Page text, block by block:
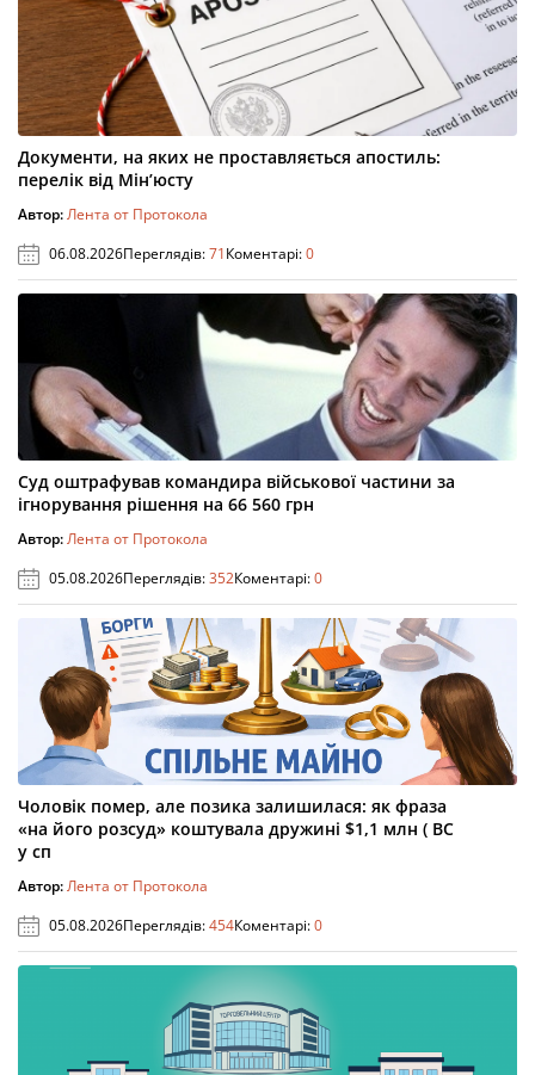
Документи, на яких не проставляється апостиль:
перелік від Мін’юсту
Автор:Лента от Протокола
06.08.2026Переглядів:71Коментарі:0
Суд оштрафував командира військової частини за
ігнорування рішення на 66 560 грн
Автор:Лента от Протокола
05.08.2026Переглядів:352Коментарі:0
Чоловік помер, але позика залишилася: як фраза
«на його розсуд» коштувала дружині $1,1 млн ( ВС
у сп
Автор:Лента от Протокола
05.08.2026Переглядів:454Коментарі:0